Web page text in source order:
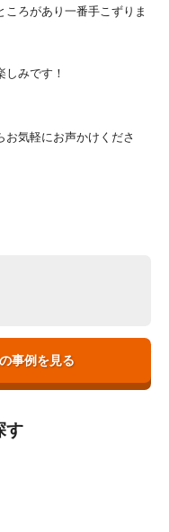
ろがあり一番手こずりま
みです！
お気軽にお声かけくださ
事例を見る
す